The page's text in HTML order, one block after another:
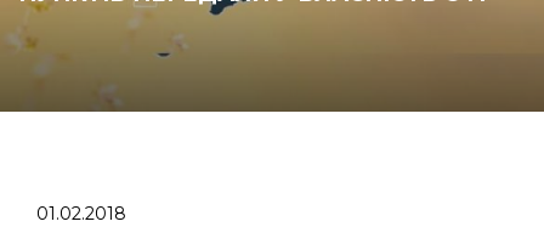
01.02.2018